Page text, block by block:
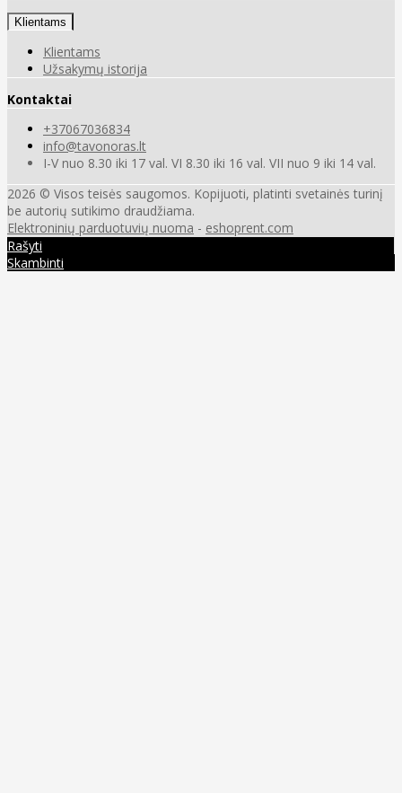
Klientams
Klientams
Užsakymų istorija
Kontaktai
+37067036834
info@tavonoras.lt
I-V nuo 8.30 iki 17 val. VI 8.30 iki 16 val. VII nuo 9 iki 14 val.
2026 © Visos teisės saugomos. Kopijuoti, platinti svetainės turinį
be autorių sutikimo draudžiama.
Elektroninių parduotuvių nuoma - eshoprent.com
Rašyti
Skambinti